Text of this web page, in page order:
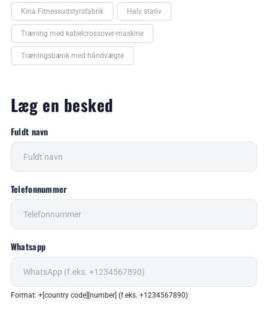
Kina Fitnessudstyrsfabrik Halv stativ
Træning med kabelcrossover-maskine
Træningsbænk med håndvægte
Læg en besked
Fuldt navn
Telefonnummer
Whatsapp
Format: +[country code][number] (f.eks. +1234567890)